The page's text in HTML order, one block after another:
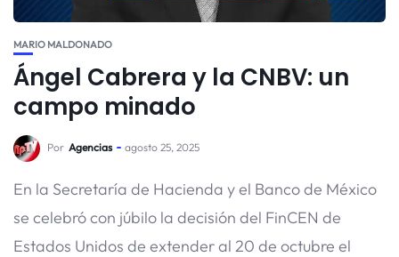
MARIO MALDONADO
Ángel Cabrera y la CNBV: un
campo minado
Por Agencias agosto 25, 2025
En la Secretaría de Hacienda y el Banco de México
se celebró con júbilo la decisión del FinCEN de
Estados Unidos de extender al 20 de octubre el